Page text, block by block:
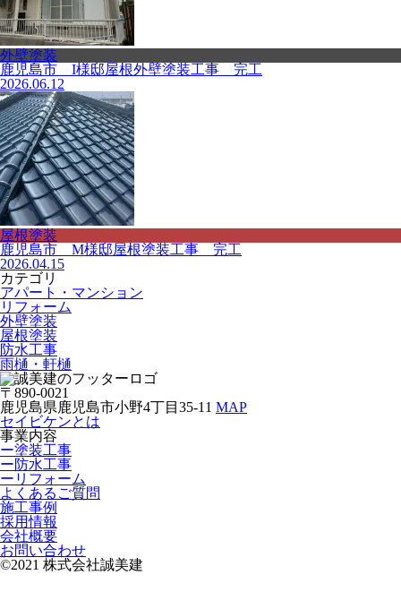
外壁塗装
鹿児島市 I様邸屋根外壁塗装工事 完工
2026.06.12
屋根塗装
鹿児島市 M様邸屋根塗装工事 完工
2026.04.15
カテゴリ
アパート・マンション
リフォーム
外壁塗装
屋根塗装
防水工事
雨樋・軒樋
〒890-0021
鹿児島県鹿児島市小野4丁目35-11 MAP
セイビケンとは
事業内容
ー塗装工事
ー防水工事
ーリフォーム
よくあるご質問
施工事例
採用情報
会社概要
お問い合わせ
©2021 株式会社誠美建